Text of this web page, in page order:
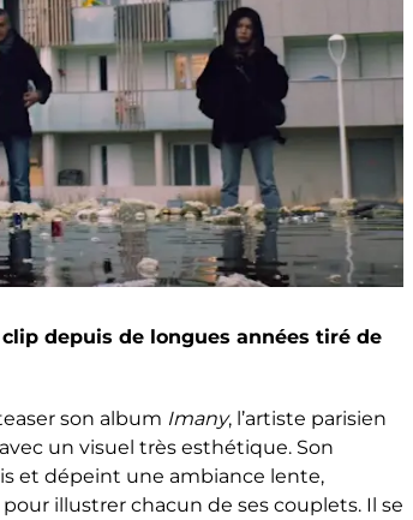
depuis de longues années tiré de
son album Imany, l’artiste parisien
un visuel très esthétique. Son
et dépeint une ambiance lente,
illustrer chacun de ses couplets. Il se